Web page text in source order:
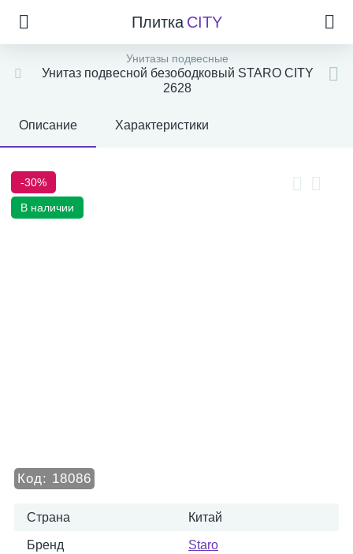
Плитка CITY
Унитазы подвесные
Унитаз подвесной безободковый STARO CITY
2628
Описание Характеристики
-30%
В наличии
Код: 18086
Страна Китай
Бренд Staro